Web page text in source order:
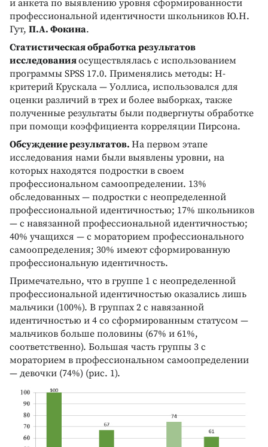
и анкета по выявлению уровня сформированности
профессиональной идентичности школьников Ю.Н.
Гут, П.А. Фокина.
Статистическая обработка результатов
исследованияосуществлялась с использованием
программы SPSS 17.0. Применялись методы: H-
критерий Крускала — Уоллиса, использовался для
оценки различий в трех и более выборках, также
полученные результаты были подвергнуты обработке
при помощи коэффициента корреляции Пирсона.
Обсуждение результатов. На первом этапе
исследования нами были выявлены уровни, на
которых находятся подростки в своем
профессиональном самоопределении. 13%
обследованных — подростки с неопределенной
профессиональной идентичностью; 17% школьников
— с навязанной профессиональной идентичностью;
40% учащихся — с мораторием профессионального
самоопределения; 30% имеют сформированную
профессиональную идентичность.
Примечательно, что в группе 1 с неопределенной
профессиональной идентичностью оказались лишь
мальчики (100%). В группах 2 с навязанной
идентичностью и 4 со сформированным статусом —
мальчиков больше половины (67% и 61%,
соответственно). Большая часть группы 3 с
мораторием в профессиональном самоопределении
— девочки (74%) (рис. 1).